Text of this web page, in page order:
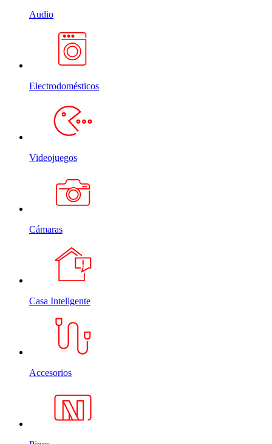
Audio
Electrodomésticos
Videojuegos
Cámaras
Casa Inteligente
Accesorios